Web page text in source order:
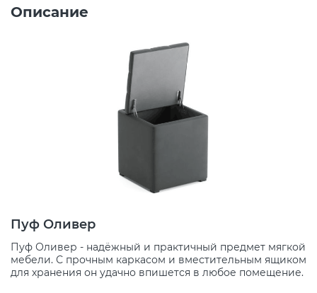
Описание
Пуф Оливер
Пуф Оливер - надёжный и практичный предмет мягкой
мебели. С прочным каркасом и вместительным ящиком
для хранения он удачно впишется в любое помещение.